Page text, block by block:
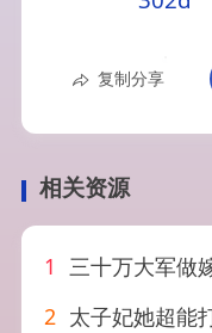
复制分享
相关资源
1 三十万大军做嫁妆，盲眼太子
2 太子妃她超能